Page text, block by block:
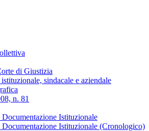
di Giustizia
sindacale e aziendale
n. 81
Istituzionale
Istituzionale (Cronologico)